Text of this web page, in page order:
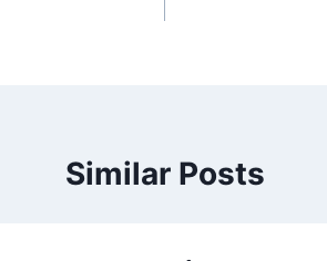
Similar Posts